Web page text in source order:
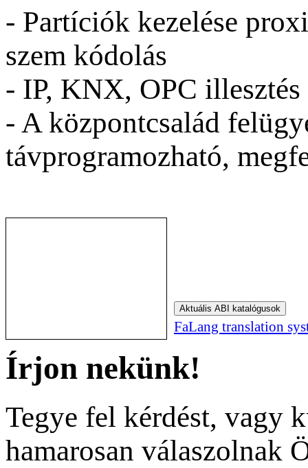
- Partíciók kezelése
szem kódolás
- IP, KNX, OPC illesztés
- A központcsalád
távprogramozható,
Aktuális ABI katalógusok
FaLang translation
Írjon nekünk!
Tegye fel kérdést, vagy
hamarosan válaszolnak